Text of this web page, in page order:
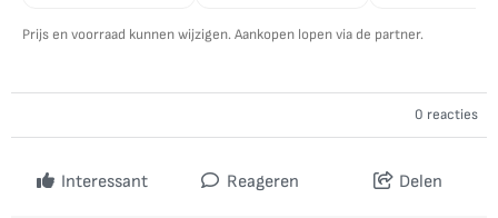
Prijs en voorraad kunnen wijzigen. Aankopen lopen via de partner.
0 reacties
Interessant Reageren Delen